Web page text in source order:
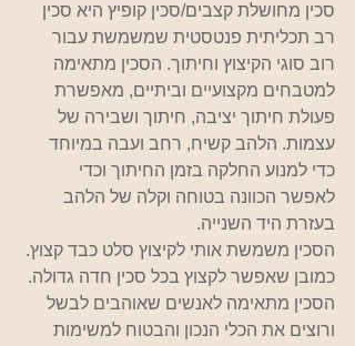
סכין מחושלת קצבים/סכין קופיץ היא סכין
רב תכליתית פנטסטית שמשמשת עבור
רוב סוגי הקיצוץ וחיתוך. הסכין מתאימה
למטבחים מקצועיים וביתיים, מאפשרת
פעולת חיתוך יציבה, חיתוך ושבירה של
עצמות. הלהב קשיח, רחב ועבה במיוחד
כדי למנוע החלקה בזמן החיתוך וכדי
לאפשר הכוונה בטוחה וקלה של הלהב
בעזרת היד השנייה.
הסכין משמשת אותי לקיצוץ סלט כבד קצוץ.
כמובן שאפשר לקצוץ בכל סכין חדה גדולה.
הסכין מתאימה לאנשים שאוהבים לבשל
ורוצים את הכלי הנכון והבטוח למשימות